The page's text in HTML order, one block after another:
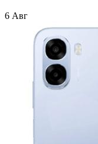
6 Авг